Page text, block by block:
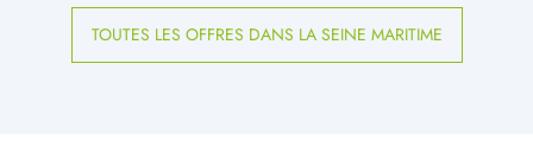
TOUTES LES OFFRES DANS LA SEINE MARITIME